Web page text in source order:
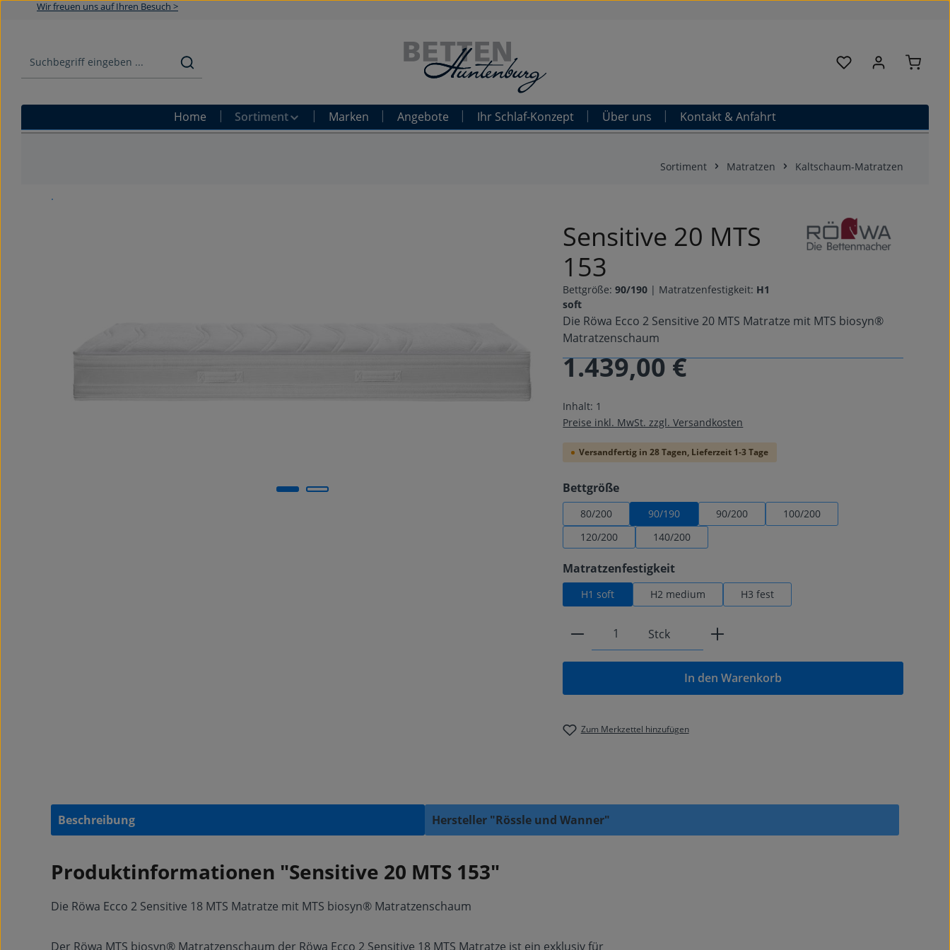
Zum Hauptinhalt springen
Zur Suche springen
Zur Hauptnavigation springen
Wir freuen uns auf Ihren Besuch >
Du hast 0 Produkte
Home Sortiment Marken Angebote Ihr Schlaf-Konzept Über uns Kontakt & Anfahrt
Sortiment Matratzen Kaltschaum-Matratzen
Sensitive 20 MTS
153
Bettgröße:90/190 | Matratzenfestigkeit: H1
soft
Die Röwa Ecco 2 Sensitive 20 MTS Matratze mit MTS biosyn®
Matratzenschaum
Regulärer Preis:
1.439,00 €
Inhalt: 1
Preise inkl. MwSt. zzgl. Versandkosten
Versandfertig in 28 Tagen, Lieferzeit 1-3 Tage
Bettgrößeauswählen
80/200 90/190 90/200
100/200
120/200
140/200
Matratzenfestigkeitauswählen
H1 soft H2 medium H3 fest
Produkt Anzahl: Gib den gewünschten Wert
Stck
In den Warenkorb
Zum Merkzettel hinzufügen
Beschreibung Hersteller "Rössle und Wanner"
Produktinformationen "Sensitive 20 MTS 153"
Die Röwa Ecco 2 Sensitive 18 MTS Matratze mit MTS biosyn® Matratzenschaum
Der Röwa MTS biosyn® Matratzenschaum der Röwa Ecco 2 Sensitive 18 MTS Matratze ist ein exklusiv für